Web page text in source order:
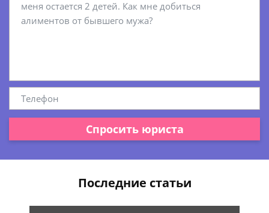
Спросить юриста
Последние статьи